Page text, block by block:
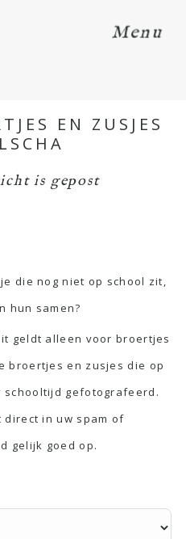
Menu
EN ZUSJES
is gepost
die nog niet op school zit,
hun samen?
geldt alleen voor broertjes
broertjes en zusjes die op
schooltijd gefotografeerd.
direct in uw spam of
gelijk goed op.